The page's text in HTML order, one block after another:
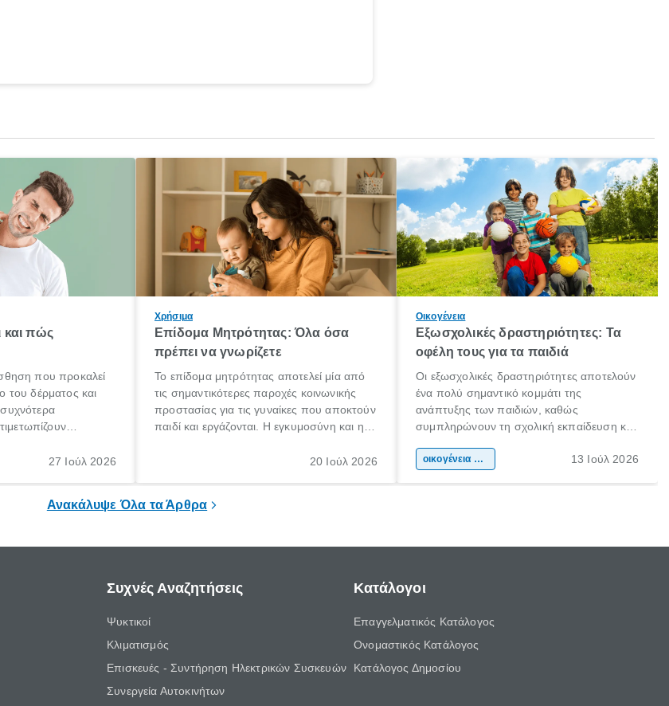
και πώς
που προκαλεί
του δέρματος και
τι είναι»,
27 Ιούλ 2026
Χρήσιμα
Επίδομα Μητρότητας: Όλα όσα
πρέπει να γνωρίζετε
Το επίδομα μητρότητας αποτελεί μία από
τις σημαντικότερες παροχές κοινωνικής
προστασίας για τις γυναίκες που αποκτούν
παιδί και εργάζονται. Η εγκυμοσύνη και η
σημαντική περίοδος στη ζωή κάθε20 Ιούλ 2026
Οικογένεια
Εξωσχολικές δραστηριότητες: Τα
οφέλη τους για τα παιδιά
Οι εξωσχολικές δραστηριότητες αποτελούν
ένα πολύ σημαντικό κομμάτι της
ανάπτυξης των παιδιών, καθώς
συμπληρώνουν τη σχολική εκπαίδευση και
της προσωπικότητας, της κοινωνικότητας
οικογένεια & παιδί 13 Ιούλ 2026
Ανακάλυψε Όλα τα Άρθρα
Συχνές Αναζητήσεις
Ψυκτικοί
Κλιματισμός
Επισκευές - Συντήρηση Ηλεκτρικών Συσκευών
Συνεργεία Αυτοκινήτων
Κατάλογοι
Επαγγελματικός Κατάλογος
Ονομαστικός Κατάλογος
Κατάλογος Δημοσίου